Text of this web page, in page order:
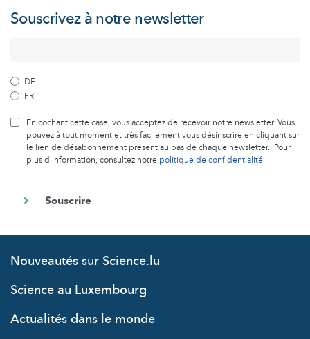
Souscrivez à notre newsletter
DE
FR
En cochant cette case, vous acceptez de recevoir notre newsletter. Vous
pouvez à tout moment et très facilement vous désinscrire en cliquant sur
le lien de désabonnement présent au bas de chaque newsletter. Pour
plus d’information, consultez notre politique de confidentialité.
Nouveautés sur Science.lu
Science au Luxembourg
Actualités dans le monde